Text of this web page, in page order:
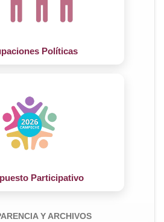
Políticas
Participativo
Y ARCHIVOS